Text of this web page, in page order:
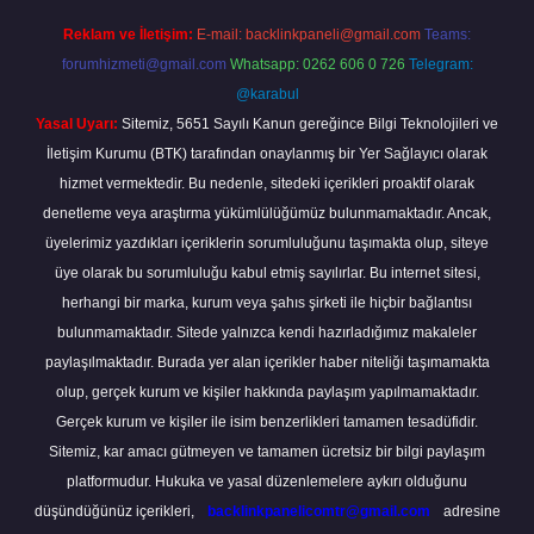
Reklam ve İletişim: E-mail: backlinkpaneli@gmail.com Teams:
forumhizmeti@gmail.com Whatsapp: 0262 606 0 726 Telegram:
@karabul
Yasal Uyarı: Sitemiz, 5651 Sayılı Kanun gereğince Bilgi Teknolojileri ve
İletişim Kurumu (BTK) tarafından onaylanmış bir Yer Sağlayıcı olarak
hizmet vermektedir. Bu nedenle, sitedeki içerikleri proaktif olarak
denetleme veya araştırma yükümlülüğümüz bulunmamaktadır. Ancak,
üyelerimiz yazdıkları içeriklerin sorumluluğunu taşımakta olup, siteye
üye olarak bu sorumluluğu kabul etmiş sayılırlar. Bu internet sitesi,
herhangi bir marka, kurum veya şahıs şirketi ile hiçbir bağlantısı
bulunmamaktadır. Sitede yalnızca kendi hazırladığımız makaleler
paylaşılmaktadır. Burada yer alan içerikler haber niteliği taşımamakta
olup, gerçek kurum ve kişiler hakkında paylaşım yapılmamaktadır.
Gerçek kurum ve kişiler ile isim benzerlikleri tamamen tesadüfidir.
Sitemiz, kar amacı gütmeyen ve tamamen ücretsiz bir bilgi paylaşım
platformudur. Hukuka ve yasal düzenlemelere aykırı olduğunu
düşündüğünüz içerikleri,
backlinkpanelicomtr@gmail.com
adresine